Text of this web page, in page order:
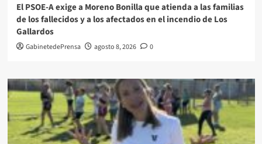
El PSOE-A exige a Moreno Bonilla que atienda a las familias
de los fallecidos y a los afectados en el incendio de Los
Gallardos
GabinetedePrensa agosto 8, 2026 0